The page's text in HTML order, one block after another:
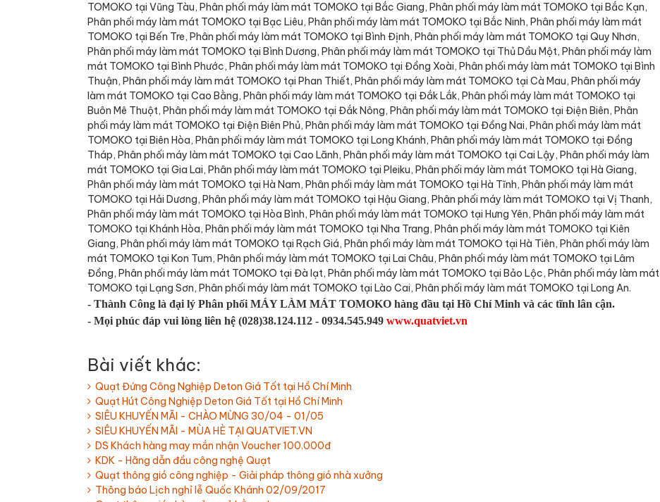
TOMOKO tại Vũng Tàu, Phân phối máy làm mát TOMOKO tại Bắc Giang, Phân phối máy làm mát TOMOKO tại Bắc Kạn,
Phân phối máy làm mát TOMOKO tại Bạc Liêu, Phân phối máy làm mát TOMOKO tại Bắc Ninh, Phân phối máy làm mát
TOMOKO tại Bến Tre, Phân phối máy làm mát TOMOKO tại Bình Định, Phân phối máy làm mát TOMOKO tại Quy Nhơn,
Phân phối máy làm mát TOMOKO tại Bình Dương, Phân phối máy làm mát TOMOKO tại Thủ Dầu Một, Phân phối máy làm
mát TOMOKO tại Bình Phước, Phân phối máy làm mát TOMOKO tại Đồng Xoài, Phân phối máy làm mát TOMOKO tại Bình
Thuận, Phân phối máy làm mát TOMOKO tại Phan Thiết, Phân phối máy làm mát TOMOKO tại Cà Mau, Phân phối máy
làm mát TOMOKO tại Cao Bằng, Phân phối máy làm mát TOMOKO tại Đắk Lắk, Phân phối máy làm mát TOMOKO tại
Buôn Mê Thuột, Phân phối máy làm mát TOMOKO tại Đắk Nông, Phân phối máy làm mát TOMOKO tại Điện Biên, Phân
phối máy làm mát TOMOKO tại Điện Biên Phủ, Phân phối máy làm mát TOMOKO tại Đồng Nai, Phân phối máy làm mát
TOMOKO tại Biên Hòa, Phân phối máy làm mát TOMOKO tại Long Khánh, Phân phối máy làm mát TOMOKO tại Đồng
Tháp, Phân phối máy làm mát TOMOKO tại Cao Lãnh, Phân phối máy làm mát TOMOKO tại Cai Lậy, Phân phối máy làm
mát TOMOKO tại Gia Lai, Phân phối máy làm mát TOMOKO tại Pleiku, Phân phối máy làm mát TOMOKO tại Hà Giang,
Phân phối máy làm mát TOMOKO tại Hà Nam, Phân phối máy làm mát TOMOKO tại Hà Tĩnh, Phân phối máy làm mát
TOMOKO tại Hải Dương, Phân phối máy làm mát TOMOKO tại Hậu Giang, Phân phối máy làm mát TOMOKO tại Vị Thanh,
Phân phối máy làm mát TOMOKO tại Hòa Bình, Phân phối máy làm mát TOMOKO tại Hưng Yên, Phân phối máy làm mát
TOMOKO tại Khánh Hòa, Phân phối máy làm mát TOMOKO tại Nha Trang, Phân phối máy làm mát TOMOKO tại Kiên
Giang, Phân phối máy làm mát TOMOKO tại Rạch Giá, Phân phối máy làm mát TOMOKO tại Hà Tiên, Phân phối máy làm
mát TOMOKO tại Kon Tum, Phân phối máy làm mát TOMOKO tại Lai Châu, Phân phối máy làm mát TOMOKO tại Lâm
Đồng, Phân phối máy làm mát TOMOKO tại Đà lạt, Phân phối máy làm mát TOMOKO tại Bảo Lộc, Phân phối máy làm mát
TOMOKO tại Lạng Sơn, Phân phối máy làm mát TOMOKO tại Lào Cai, Phân phối máy làm mát TOMOKO tại Long An.
- Thành Công là đại lý Phân phối MÁY LÀM MÁT TOMOKO hàng đầu tại Hồ Chí Minh và các tĩnh lân cận.
- Mọi phúc đáp vui lòng liên hệ (028)38.124.112 - 0934.545.949 www.quatviet.vn
Bài viết khác:
Quạt Đứng Công Nghiệp Deton Giá Tốt tại Hồ Chí Minh
Quạt Hút Công Nghiệp Deton Giá Tốt tại Hồ Chí Minh
SIÊU KHUYẾN MÃI - CHÀO MỪNG 30/04 - 01/05
SIÊU KHUYẾN MÃI - MÙA HÈ TẠI QUATVIET.VN
DS Khách hàng may mắn nhận Voucher 100.000đ
KDK - Hãng dẫn đầu công nghệ Quạt
Quạt thông gió công nghiệp - Giải pháp thông gió nhà xưởng
Thông báo Lịch nghỉ lễ Quốc Khánh 02/09/2017